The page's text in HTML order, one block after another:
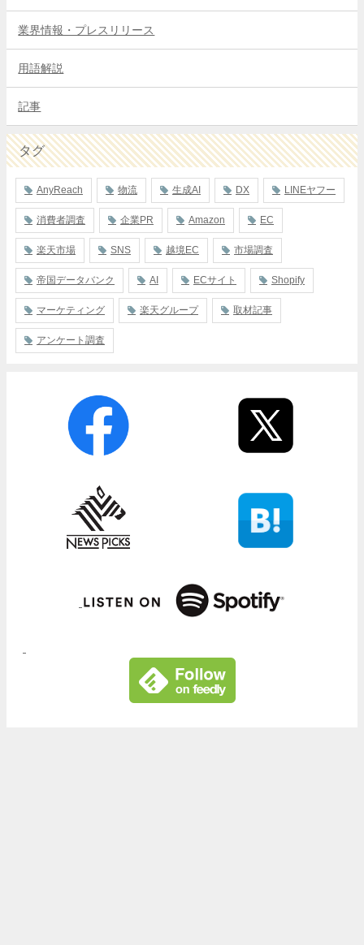
業界情報・プレスリリース
用語解説
記事
タグ
AnyReach 物流 生成AI DX LINEヤフー
消費者調査 企業PR Amazon EC
楽天市場 SNS 越境EC 市場調査
帝国データバンク AI ECサイト Shopify
マーケティング 楽天グループ 取材記事
アンケート調査